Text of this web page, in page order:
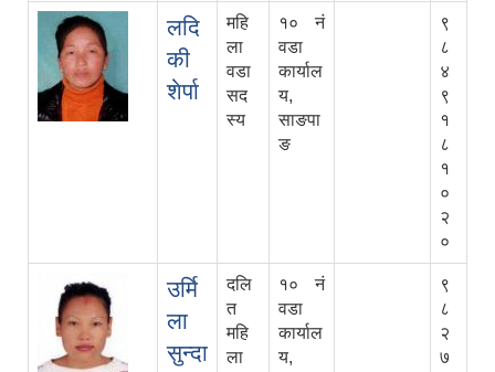
लदि
की
शेर्पा
महि
ला
वडा
सद
स्य
१० नं
वडा
कार्याल
य,
साङपा
ङ
९
८
४
९
१
८
१
०
२
०
उर्मि
ला
सुन्दा
दलि
त
महि
ला
१० नं
वडा
कार्याल
य,
९
८
२
७